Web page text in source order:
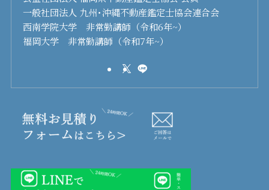
一般社団法人 九州･沖縄不動産鑑定士協会連合会
西南学院大学 非常勤講師（令和6年~）
福岡大学 非常勤講師（令和7年~）